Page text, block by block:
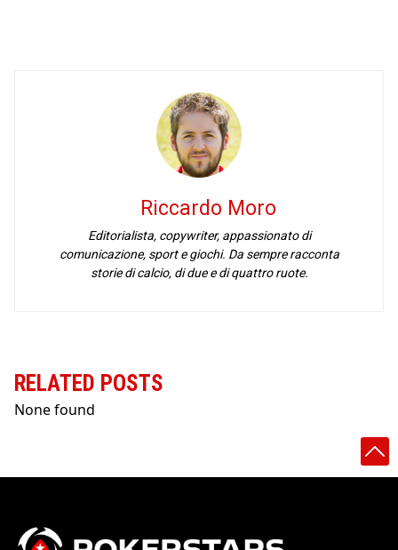
Riccardo Moro
Editorialista, copywriter, appassionato di
comunicazione, sport e giochi. Da sempre racconta
storie di calcio, di due e di quattro ruote.
RELATED POSTS
None found